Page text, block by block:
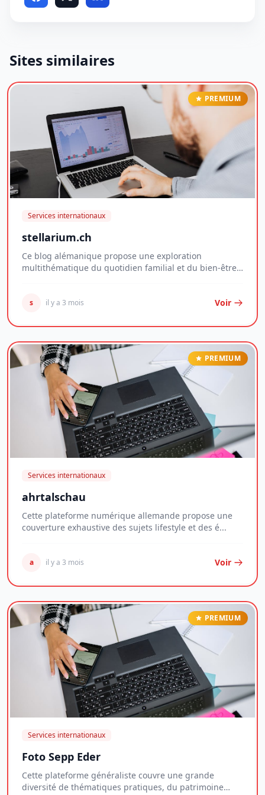
Sites similaires
PREMIUM
Services internationaux
stellarium.ch
Ce blog alémanique propose une exploration
multithématique du quotidien familial et du bien-être
s il y a 3 mois Voir
PREMIUM
Services internationaux
ahrtalschau
Cette plateforme numérique allemande propose une
couverture exhaustive des sujets lifestyle et des é...
a il y a 3 mois Voir
PREMIUM
Services internationaux
Foto Sepp Eder
Cette plateforme généraliste couvre une grande
diversité de thématiques pratiques, du patrimoine